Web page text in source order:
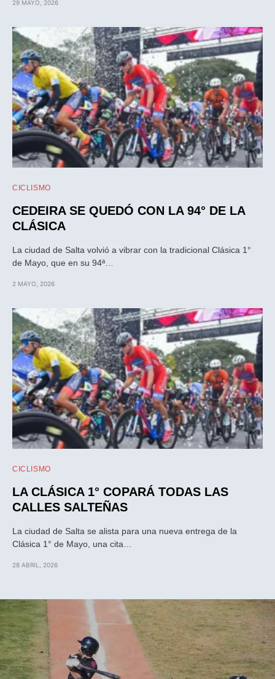
29 MAYO, 2026
CICLISMO
CEDEIRA SE QUEDÓ CON LA 94° DE LA
CLÁSICA
La ciudad de Salta volvió a vibrar con la tradicional Clásica 1°
de Mayo, que en su 94ª…
2 MAYO, 2026
CICLISMO
LA CLÁSICA 1° COPARÁ TODAS LAS
CALLES SALTEÑAS
La ciudad de Salta se alista para una nueva entrega de la
Clásica 1° de Mayo, una cita…
28 ABRIL, 2026